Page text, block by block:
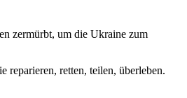
zermürbt, um die Ukraine zum
reparieren, retten, teilen, überleben.